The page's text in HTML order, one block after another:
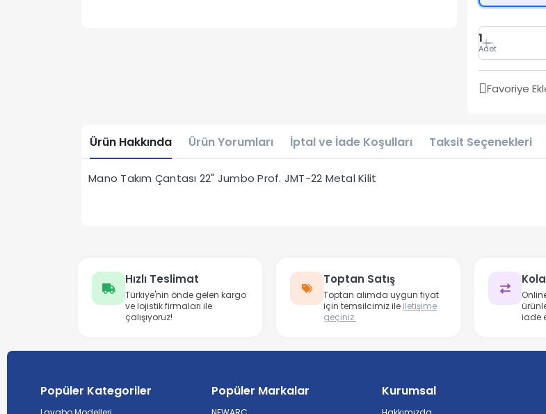
1
Adet
Favoriye
Ürün Hakkında Ürün Yorumları İptal ve İade Koşulları Taksit Seçenekleri
Mano Takım Çantası 22" Jumbo Prof. JMT-22 Metal Kilit
Hızlı Teslimat
Türkiye'nin önde gelen kargo
ve lojistik firmaları ile
çalışıyoruz!
Toptan Satış
Toptan alımda uygun fiyat
için temsilcimiz ile iletişime
geçiniz.
iade
Popüler Kategoriler Popüler Markalar Kurumsal